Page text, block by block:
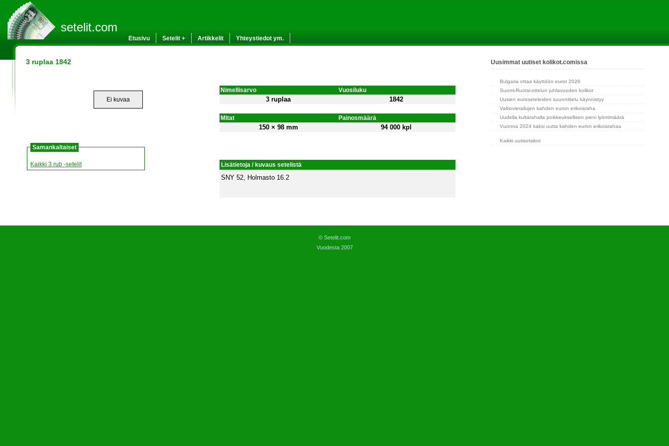
setelit.com
Etusivu Setelit + Artikkelit Yhteystiedot ym.
3 ruplaa 1842
Ei kuvaa
Samankaltaiset
Kaikki 3 rub -setelit
Nimellisarvo Vuosiluku
3 ruplaa 1842
Mitat Painosmäärä
150 × 98 mm 94 000 kpl
Lisätietoja / kuvaus setelistä
SNY 52, Holmasto 16.2
Uusimmat uutiset kolikot.comissa
Bulgaria ottaa käyttöön eurot 2026
Suomi-Ruotsi-ottelun juhlavuoden kolikot
Uusien euroseteleiden suunnittelu käynnistyy
Valtiovierailujen kahden euron erikoisraha
Uudella kultarahalla poikkeuksellisen pieni lyöntimäärä
Vuonna 2024 kaksi uutta kahden euron erikoisrahaa
Kaikki uutisotsikot
© Setelit.com
Vuodesta 2007